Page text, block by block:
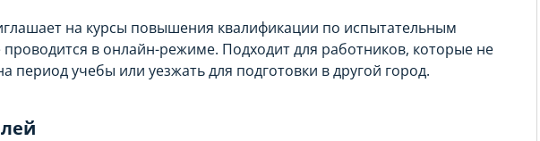
на курсы повышения квалификации по испытательным
в онлайн-режиме. Подходит для работников, которые не
период учебы или уезжать для подготовки в другой город.